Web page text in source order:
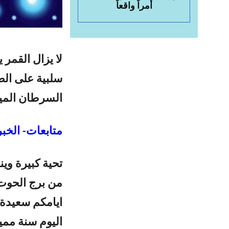
أمراً واقعاً
لا يزال
سلبية على
السرطان
متابعات-
من برج الحوت
ايامكم
اليوم سنة